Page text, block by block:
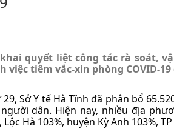
quyết liệt công tác rà soát,
việc tiêm vắc-xin phòng COVID-
Sở Y tế Hà Tĩnh đã phân bổ
dân. Hiện nay, nhiều địa
Hà 103%, huyện Kỳ Anh 103%,